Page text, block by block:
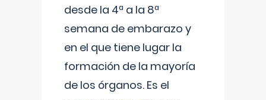
desde la 4ª a la 8ª
semana de embarazo y
en el que tiene lugar la
formación de la mayoría
de los órganos. Es el